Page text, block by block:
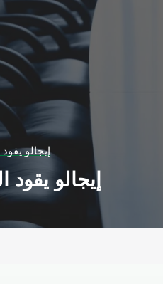
إيجالو
إيجالو